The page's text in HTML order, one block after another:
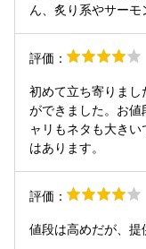
ん、炙り系やサー
みなので、加東エ
たい」ときに使いや
評価：
初めて立ち寄りまし
ができました。お
ャリもネタも大き
はあります。
評価：
値段は高めだが、